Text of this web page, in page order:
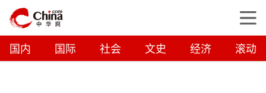
国内 国际 社会 文史 经济 滚动